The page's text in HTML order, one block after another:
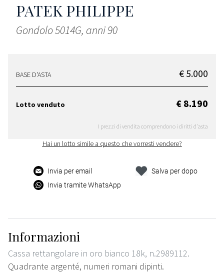
PATEK PHILIPPE
Gondolo 5014G, anni 90
BASE D'ASTA € 5.000
Lotto venduto € 8.190
I prezzi di vendita comprendono i diritti d'asta
Hai un lotto simile a questo che vorresti vendere?
Invia per email
Invia tramite WhatsApp
Salva per dopo
Informazioni
Cassa rettangolare in oro bianco 18k, n.2989112.
Quadrante argenté, numeri romani dipinti.